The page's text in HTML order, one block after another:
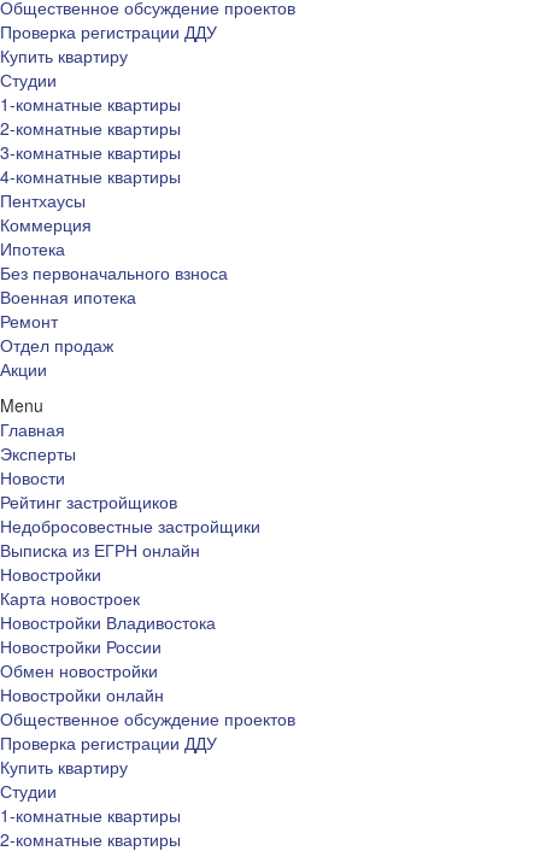
Общественное обсуждение проектов
Проверка регистрации ДДУ
Купить квартиру
Студии
1-комнатные квартиры
2-комнатные квартиры
3-комнатные квартиры
4-комнатные квартиры
Пентхаусы
Коммерция
Ипотека
Без первоначального взноса
Военная ипотека
Ремонт
Отдел продаж
Акции
Menu
Главная
Эксперты
Новости
Рейтинг застройщиков
Недобросовестные застройщики
Выписка из ЕГРН онлайн
Новостройки
Карта новостроек
Новостройки Владивостока
Новостройки России
Обмен новостройки
Новостройки онлайн
Общественное обсуждение проектов
Проверка регистрации ДДУ
Купить квартиру
Студии
1-комнатные квартиры
2-комнатные квартиры